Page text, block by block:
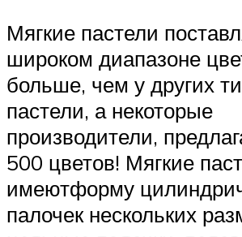
Мягкие пастели
широком диапазоне
больше, чем у других
пастели, а некоторые
производители,
500 цветов! Мягкие
имеютформу
палочек нескольких